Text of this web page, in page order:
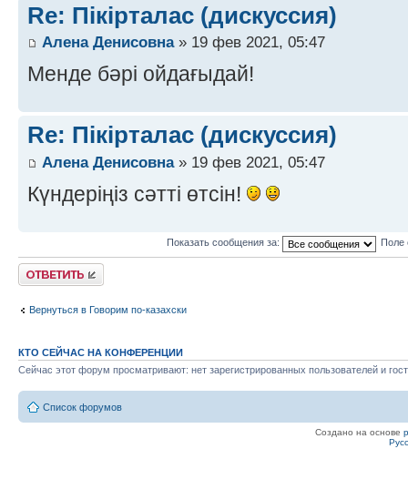
Re: Пікірталас (дискуссия)
Алена Денисовна» 19 фев 2021, 05:47
Менде бәрі ойдағыдай!
Re: Пікірталас (дискуссия)
Алена Денисовна» 19 фев 2021, 05:47
Күндеріңіз сәтті өтсін!
Показать сообщения за: Поле
Ответить
Вернуться в Говорим по-казахски
КТО СЕЙЧАС НА КОНФЕРЕНЦИИ
Сейчас этот форум просматривают: нет зарегистрированных пользователей и
Список форумов
Создано на основе